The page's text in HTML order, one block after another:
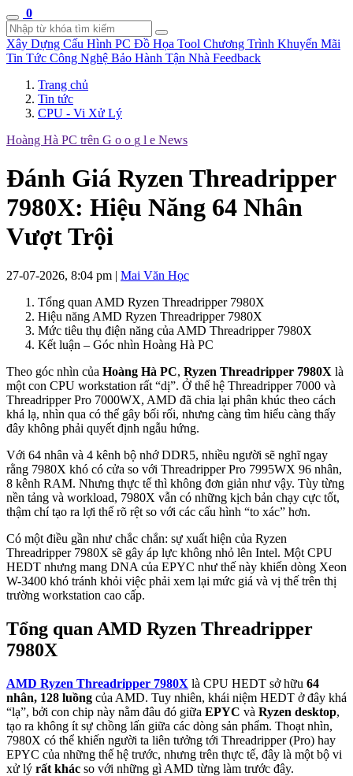
0
Xây Dựng Cấu Hình PC Đồ Họa Tool Chương Trình Khuyến Mãi
Tin Tức Công Nghệ Bảo Hành Tận Nhà Feedback
Trang chủ
Tin tức
CPU - Vi Xử Lý
Hoàng Hà PC trên G o o g l e News
Đánh Giá Ryzen Threadripper
7980X: Hiệu Năng 64 Nhân
Vượt Trội
27-07-2026, 8:04 pm | Mai Văn Học
Tổng quan AMD Ryzen Threadripper 7980X
Hiệu năng AMD Ryzen Threadripper 7980X
Mức tiêu thụ điện năng của AMD Threadripper 7980X
Kết luận – Góc nhìn Hoàng Hà PC
Theo góc nhìn của Hoàng Hà PC, Ryzen Threadripper 7980X là
một con CPU workstation rất “dị”. Ở thế hệ Threadripper 7000 và
Threadripper Pro 7000WX, AMD đã chia lại phân khúc theo cách
khá lạ, nhìn qua có thể gây bối rối, nhưng càng tìm hiểu càng thấy
đây không phải quyết định ngẫu hứng.
Với 64 nhân và 4 kênh bộ nhớ DDR5, nhiều người sẽ nghĩ ngay
rằng 7980X khó có cửa so với Threadripper Pro 7995WX 96 nhân,
8 kênh RAM. Nhưng thực tế thì không đơn giản như vậy. Tùy từng
nền tảng và workload, 7980X vẫn có những kịch bản chạy cực tốt,
thậm chí tạo ra lợi thế rõ rệt so với các cấu hình “to xác” hơn.
Có một điều gần như chắc chắn: sự xuất hiện của Ryzen
Threadripper 7980X sẽ gây áp lực không nhỏ lên Intel. Một CPU
HEDT nhưng mang DNA của EPYC như thế này khiến dòng Xeon
W-3400 khó tránh khỏi việc phải xem lại mức giá và vị thế trên thị
trường workstation cao cấp.
Tổng quan AMD Ryzen Threadripper
7980X
AMD Ryzen Threadripper 7980X là CPU HEDT sở hữu 64
nhân, 128 luồng của AMD. Tuy nhiên, khái niệm HEDT ở đây khá
“lạ”, bởi con chip này nằm đâu đó giữa EPYC và Ryzen desktop,
tạo ra không ít sự chồng lấn giữa các dòng sản phẩm. Thoạt nhìn,
7980X có thể khiến người ta liên tưởng tới Threadripper (Pro) hay
EPYC của những thế hệ trước, nhưng trên thực tế, đây là một bộ vi
xử lý rất khác so với những gì AMD từng làm trước đây.